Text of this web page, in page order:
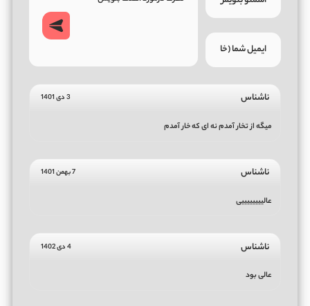
ناشناس 3 دی 1401
میگه از تخار آمدم نه ای که خار آمدم
ناشناس 7 بهمن 1401
عالییییییییی
ناشناس 4 دی 1402
عالی بود